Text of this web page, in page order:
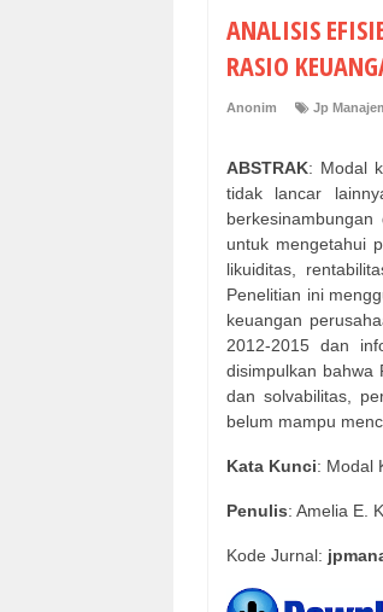
ANALISIS
RASIO
Anonim Jp
ABSTRAK: Modal
tidak lancar
untuk mengetahui
likuiditas,
Penelitian ini
keuangan
2012-2015 dan
disimpulkan bahwa
dan solvabilitas,
belum mampu
Kata Kunci: Modal
Penulis: Amelia E.
Kode Jurnal: